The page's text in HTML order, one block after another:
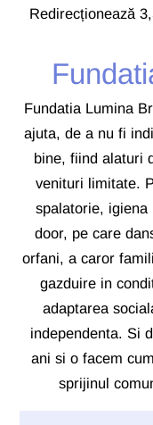
Redirecționează
Fundatia Lumina
ajuta, de a nu fi
bine, fiind alaturi
venituri limitate.
spalatorie, igiena
door, pe care
orfani, a caror
gazduire in
adaptarea
independenta. Si
ani si o facem
sprijinul